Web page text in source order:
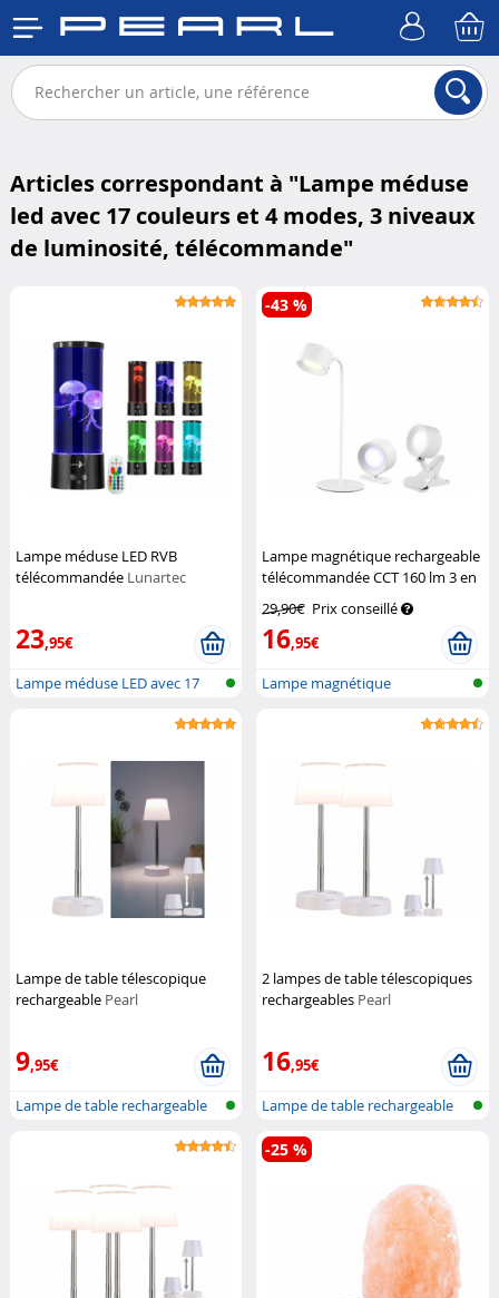
Articles correspondant à "Lampe méduse
led avec 17 couleurs et 4 modes, 3 niveaux
de luminosité, télécommande"
Lampe méduse LED RVB
télécommandée Lunartec
23,95€
Lampe méduse LED avec 17
Lampe magnétique rechargeable
télécommandée CCT 160 lm 3 en
29,90€ Prix conseillé
16,95€
-43 %
Lampe magnétique
Lampe de table télescopique
rechargeable Pearl
9,95€
Lampe de table rechargeable
2 lampes de table télescopiques
rechargeables Pearl
16,95€
Lampe de table rechargeable
télesco...
-25 %